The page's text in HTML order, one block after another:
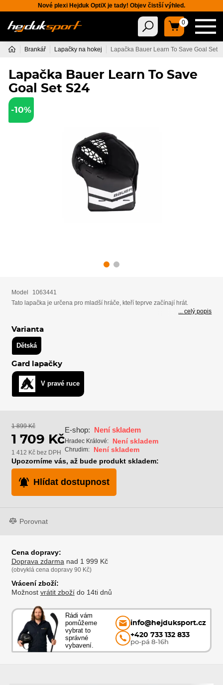
Nové plexi Hejduk OptiX je tady! Objev čistší výhled.
0
Brankář Lapačky na hokej Lapačka Bauer Learn To Save Goal Set
Lapačka Bauer Learn To Save
Goal Set S24
-10%
Model
1063441
Tato lapačka je určena pro mladší hráče, kteří teprve začínají hrát.
... celý popis
Varianta
Dětská
Gard lapačky
V pravé ruce
1 899 Kč
1 709 Kč
1 412 Kč bez DPH
E-shop: Není skladem
Hradec Králové: Není skladem
Chrudim:
Není skladem
Upozorníme vás, až bude produkt skladem:
Hlídat dostupnost
Porovnat
Cena dopravy:
Doprava zdarma nad 1 999 Kč
(obvyklá cena dopravy 90 Kč)
Vrácení zboží:
Možnost vrátit zbožído 14ti dnů
Rádi vám
pomůžeme
vybrat to
správné
vybavení.
info@hejduksport.cz
+420 733 132 833
po-pá 8-16h